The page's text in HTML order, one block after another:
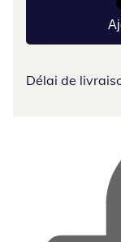
Délai de